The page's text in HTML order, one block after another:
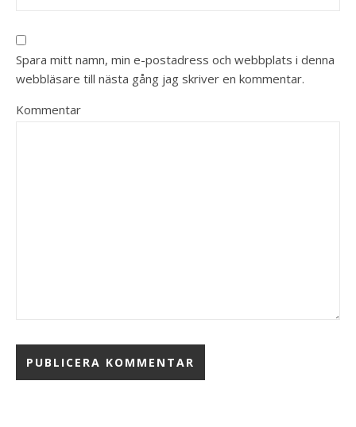
Spara mitt namn, min e-postadress och webbplats i denna
webbläsare till nästa gång jag skriver en kommentar.
Kommentar